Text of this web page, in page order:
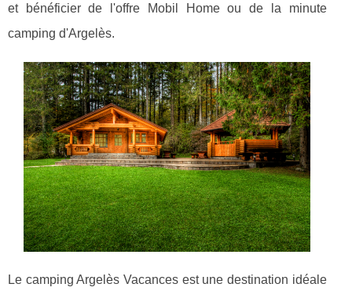
et bénéficier de l'offre Mobil Home ou de la minute
camping d'Argelès.
Le camping Argelès Vacances est une destination idéale